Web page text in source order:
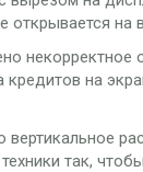
открывается на
некорректное
кредитов на
так,